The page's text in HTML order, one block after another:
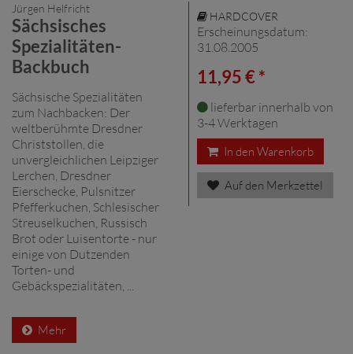
Jürgen Helfricht
Sächsisches
Spezialitäten-
Backbuch
Sächsische Spezialitäten
zum Nachbacken: Der
weltberühmte Dresdner
Christstollen, die
unvergleichlichen Leipziger
Lerchen, Dresdner
Eierschecke, Pulsnitzer
Pfefferkuchen, Schlesischer
Streuselkuchen, Russisch
Brot oder Luisentorte - nur
einige von Dutzenden
Torten- und
Gebäckspezialitäten, ...
Mehr
HARDCOVER
Erscheinungsdatum:
31.08.2005
11,95 € *
lieferbar innerhalb von
3-4 Werktagen
In den Warenkorb
Auf den Merkzettel